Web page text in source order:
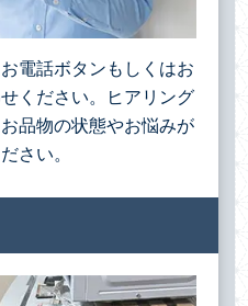
電話ボタンもしくはお
ください。ヒアリング
品物の状態やお悩みが
さい。